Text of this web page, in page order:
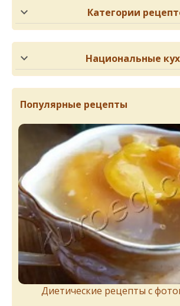
Категории
Национальные
Популярные рецепты
Диетические рецепты с